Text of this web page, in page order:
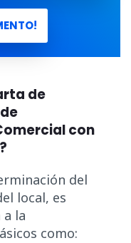
de
con
del
local, es
la
como: